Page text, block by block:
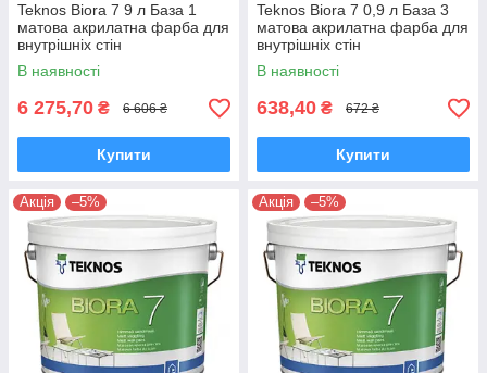
Teknos Biora 7 9 л База 1
матова акрилатна фарба для
внутрішніх стін
В наявності
6 275,70 ₴ 6 606 ₴
Купити
Teknos Biora 7 0,9 л База 3
матова акрилатна фарба для
внутрішніх стін
В наявності
638,40 ₴ 672 ₴
Купити
Акція –5% Акція –5%